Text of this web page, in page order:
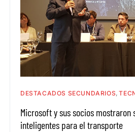
DESTACADOS SECUNDARIOS
Microsoft y sus socios mostraron
inteligentes para el transporte